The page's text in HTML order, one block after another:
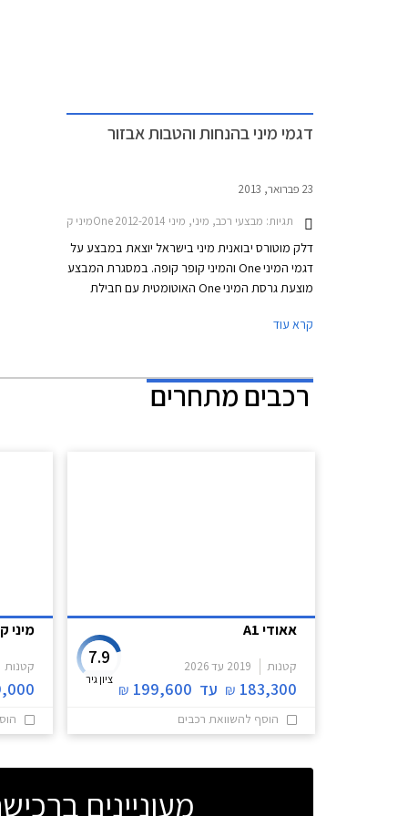
דגמי מיני בהנחות והטבות אבזור
23 פברואר, 2013
תגיות: מבצעי רכב, מיני, מיני One 2012-2014מיני קופה קופר 2012-2015
דלק מוטורס יבואנית מיני בישראל יוצאת במבצע על
דגמי המיני One והמיני קופר קופה. במסגרת המבצע
מוצעת גרסת המיני One האוטומטית עם חבילת
חישוקי סגסוגת קלה, גג בצבע לבן או שחור, חיישני
לפני מספר חודשים על המיני One הידנית.
קרא עוד
רכבים מתחרים
אאודי A1
קטנות 2019 עד2026
183,300
₪ עד 199,600
₪
7.9
ציון גיר
הוסף להשוואת רכבים
מיני
קטנות
מעוניינים